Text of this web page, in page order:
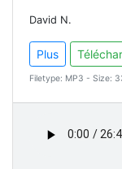
David N.
Plus
Filetype: MP3 - Size: